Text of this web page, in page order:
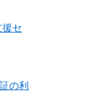
セ
の利